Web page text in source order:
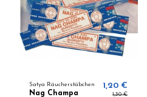
Satya Räucherstäbchen
Nag Champa
1,20 €
1,30 €